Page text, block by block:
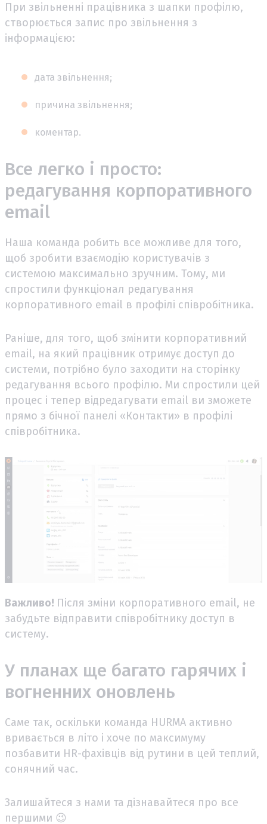
При звільненні працівника з шапки профілю,
створюється запис про звільнення з
інформацією:
дата звільнення;
причина звільнення;
коментар.
Все легко і просто:
редагування корпоративного
email
Наша команда робить все можливе для того,
щоб зробити взаємодію користувачів з
системою максимально зручним. Тому, ми
спростили функціонал редагування
корпоративного email в профілі співробітника.
Раніше, для того, щоб змінити корпоративний
email, на який працівник отримує доступ до
системи, потрібно було заходити на сторінку
редагування всього профілю. Ми спростили цей
процес і тепер відредагувати email ви зможете
прямо з бічної панелі «Контакти» в профілі
співробітника.
Важливо! Після зміни корпоративного email, не
забудьте відправити співробітнику доступ в
систему.
У планах ще багато гарячих і
вогненних оновлень
Саме так, оскільки команда HURMA активно
вривається в літо і хоче по максимуму
позбавити HR-фахівців від рутини в цей теплий,
сонячний час.
Залишайтеся з нами та дізнавайтеся про все
першими 😉